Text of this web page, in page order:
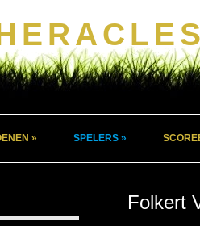
» SPELERS »
Folkert